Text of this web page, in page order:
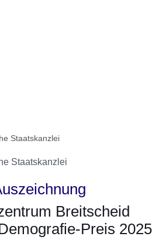
Staatskanzlei
Staatskanzlei
Breitscheid
Preis 2025